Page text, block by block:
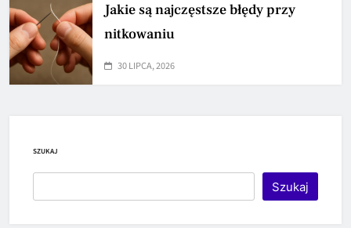
Jakie są najczęstsze błędy przy
nitkowaniu
30 LIPCA, 2026
SZUKAJ
Szukaj